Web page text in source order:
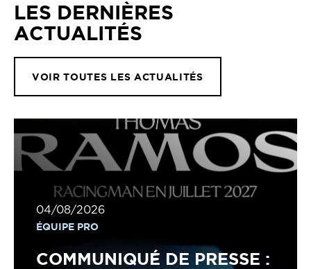
LES DERNIÈRES
ACTUALITÉS
VOIR TOUTES LES ACTUALITÉS
04/08/2026
ÉQUIPE PRO
COMMUNIQUÉ DE PRESSE :